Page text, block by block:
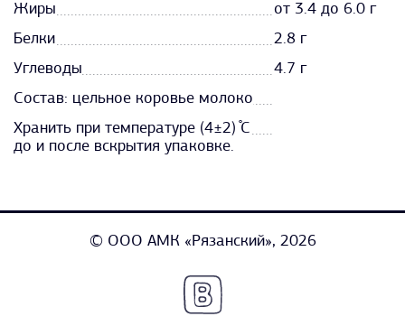
Жиры
от 3.4 до 6.0 г
Белки
2.8 г
Углеводы
4.7 г
Состав: цельное коровье молоко
Хранить при температуре (4±2) ̊С
до и после вскрытия упаковке.
© ООО АМК «Рязанский», 2026